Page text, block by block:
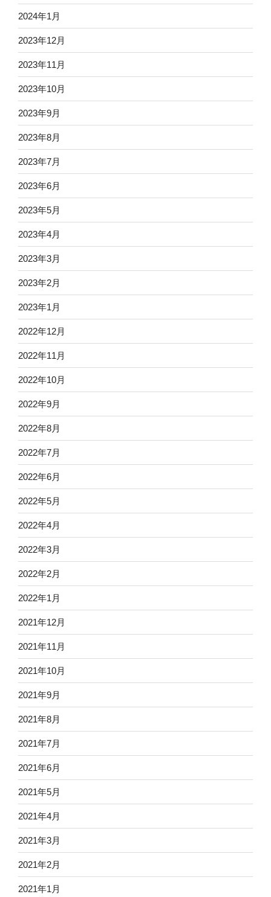
2024年1月
2023年12月
2023年11月
2023年10月
2023年9月
2023年8月
2023年7月
2023年6月
2023年5月
2023年4月
2023年3月
2023年2月
2023年1月
2022年12月
2022年11月
2022年10月
2022年9月
2022年8月
2022年7月
2022年6月
2022年5月
2022年4月
2022年3月
2022年2月
2022年1月
2021年12月
2021年11月
2021年10月
2021年9月
2021年8月
2021年7月
2021年6月
2021年5月
2021年4月
2021年3月
2021年2月
2021年1月